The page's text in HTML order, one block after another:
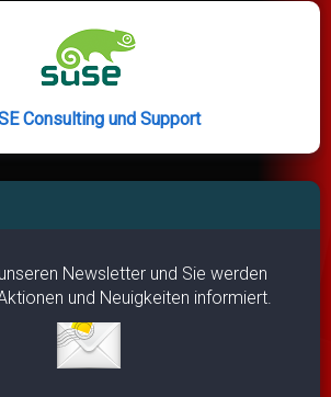
Consulting und Support
Newsletter und Sie werden
und Neuigkeiten informiert.